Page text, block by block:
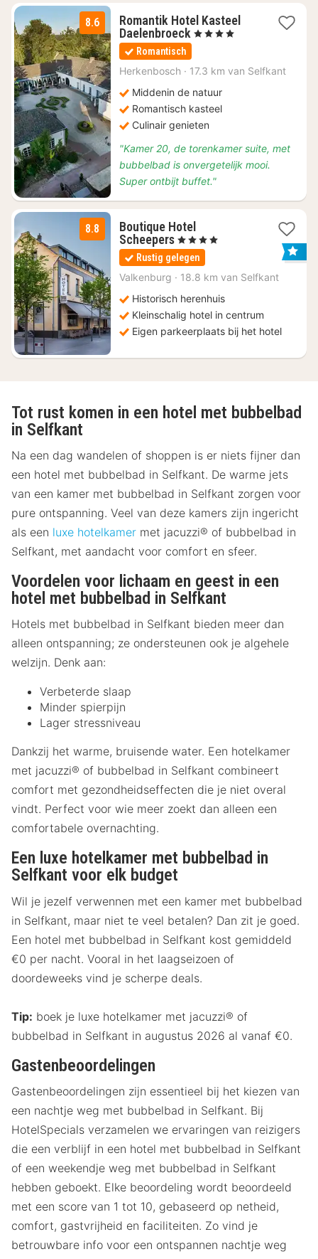
8.6
Romantik Hotel Kasteel
Daelenbroeck 1
€
, 4 Sterren
Romantisch
Herkenbosch · 17.3 km van Selfkant
Middenin de natuur
Romantisch kasteel
Culinair genieten
"Kamer 20, de torenkamer suite, met
bubbelbad is onvergetelijk mooi.
Super ontbijt buffet."
8.8
Boutique Hotel
Scheepers1
nacht
vanaf
€
, 4 Sterren
Rustig gelegen
Valkenburg · 18.8 km van Selfkant
Historisch herenhuis
Kleinschalig hotel in centrum
Eigen parkeerplaats bij het hotel
Tot rust komen in een hotel met bubbelbad
in Selfkant
Na een dag wandelen of shoppen is er niets fijner dan
een hotel met bubbelbad in Selfkant. De warme jets
van een kamer met bubbelbad in Selfkant zorgen voor
pure ontspanning. Veel van deze kamers zijn ingericht
als een luxe hotelkamer met jacuzzi® of bubbelbad in
Selfkant, met aandacht voor comfort en sfeer.
Voordelen voor lichaam en geest in een
hotel met bubbelbad in Selfkant
Hotels met bubbelbad in Selfkant bieden meer dan
alleen ontspanning; ze ondersteunen ook je algehele
welzijn. Denk aan:
Verbeterde slaap
Minder spierpijn
Lager stressniveau
Dankzij het warme, bruisende water. Een hotelkamer
met jacuzzi® of bubbelbad in Selfkant combineert
comfort met gezondheidseffecten die je niet overal
vindt. Perfect voor wie meer zoekt dan alleen een
comfortabele overnachting.
Een luxe hotelkamer met bubbelbad in
Selfkant voor elk budget
Wil je jezelf verwennen met een kamer met bubbelbad
in Selfkant, maar niet te veel betalen? Dan zit je goed.
Een hotel met bubbelbad in Selfkant kost gemiddeld
€0 per nacht. Vooral in het laagseizoen of
doordeweeks vind je scherpe deals.
Tip: boek je luxe hotelkamer met jacuzzi® of
bubbelbad in Selfkant in augustus 2026 al vanaf €0.
Gastenbeoordelingen
Gastenbeoordelingen zijn essentieel bij het kiezen van
een nachtje weg met bubbelbad in Selfkant. Bij
HotelSpecials verzamelen we ervaringen van reizigers
die een verblijf in een hotel met bubbelbad in Selfkant
of een weekendje weg met bubbelbad in Selfkant
hebben geboekt. Elke beoordeling wordt beoordeeld
met een score van 1 tot 10, gebaseerd op netheid,
comfort, gastvrijheid en faciliteiten. Zo vind je
betrouwbare info voor een ontspannen nachtje weg